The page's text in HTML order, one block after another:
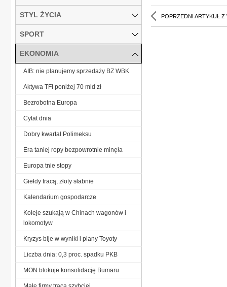
POPRZEDNI ARTYKUŁ Z
STYL ŻYCIA
SPORT
EKONOMIA
AIB: nie planujemy sprzedaży BZ WBK
Aktywa TFI poniżej 70 mld zł
Bezrobotna Europa
Cytat dnia
Dobry kwartał Polimeksu
Era taniej ropy bezpowrotnie minęła
Europa tnie stopy
Giełdy tracą, złoty słabnie
Kalendarium gospodarcze
Koleje szukają w Chinach wagonów i
lokomotyw
Kryzys bije w wyniki i plany Toyoty
Liczba dnia: 0,3 proc. spadku PKB
MON blokuje konsolidację Bumaru